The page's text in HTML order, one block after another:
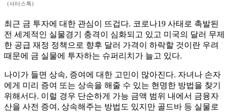
(셔터스톡)
최근 금 투자에 대한 관심이 뜨겁다. 코로나19 사태로 촉발된
전 세계적인 실물경기 충격이 심화되고 있고 미국의 달러 무제
한 공급 재정 정책으로 향후 달러 가격이 하락할 것이란 우려
때문에 금 실물에 투자하는 슈퍼리치가 늘고 있다.
나이가 들면 상속, 증여에 대한 고민이 많아진다. 자녀나 손자
에게 미리 증여 또는 상속을 해줄 수 있는 현명한 방법을 찾기
위해서다. 이럴 경우 단순하게 가능 금액 범위 내에서 금융자
산을 사전 증여, 상속해주는 방법도 있지만 골드바 등 실물로